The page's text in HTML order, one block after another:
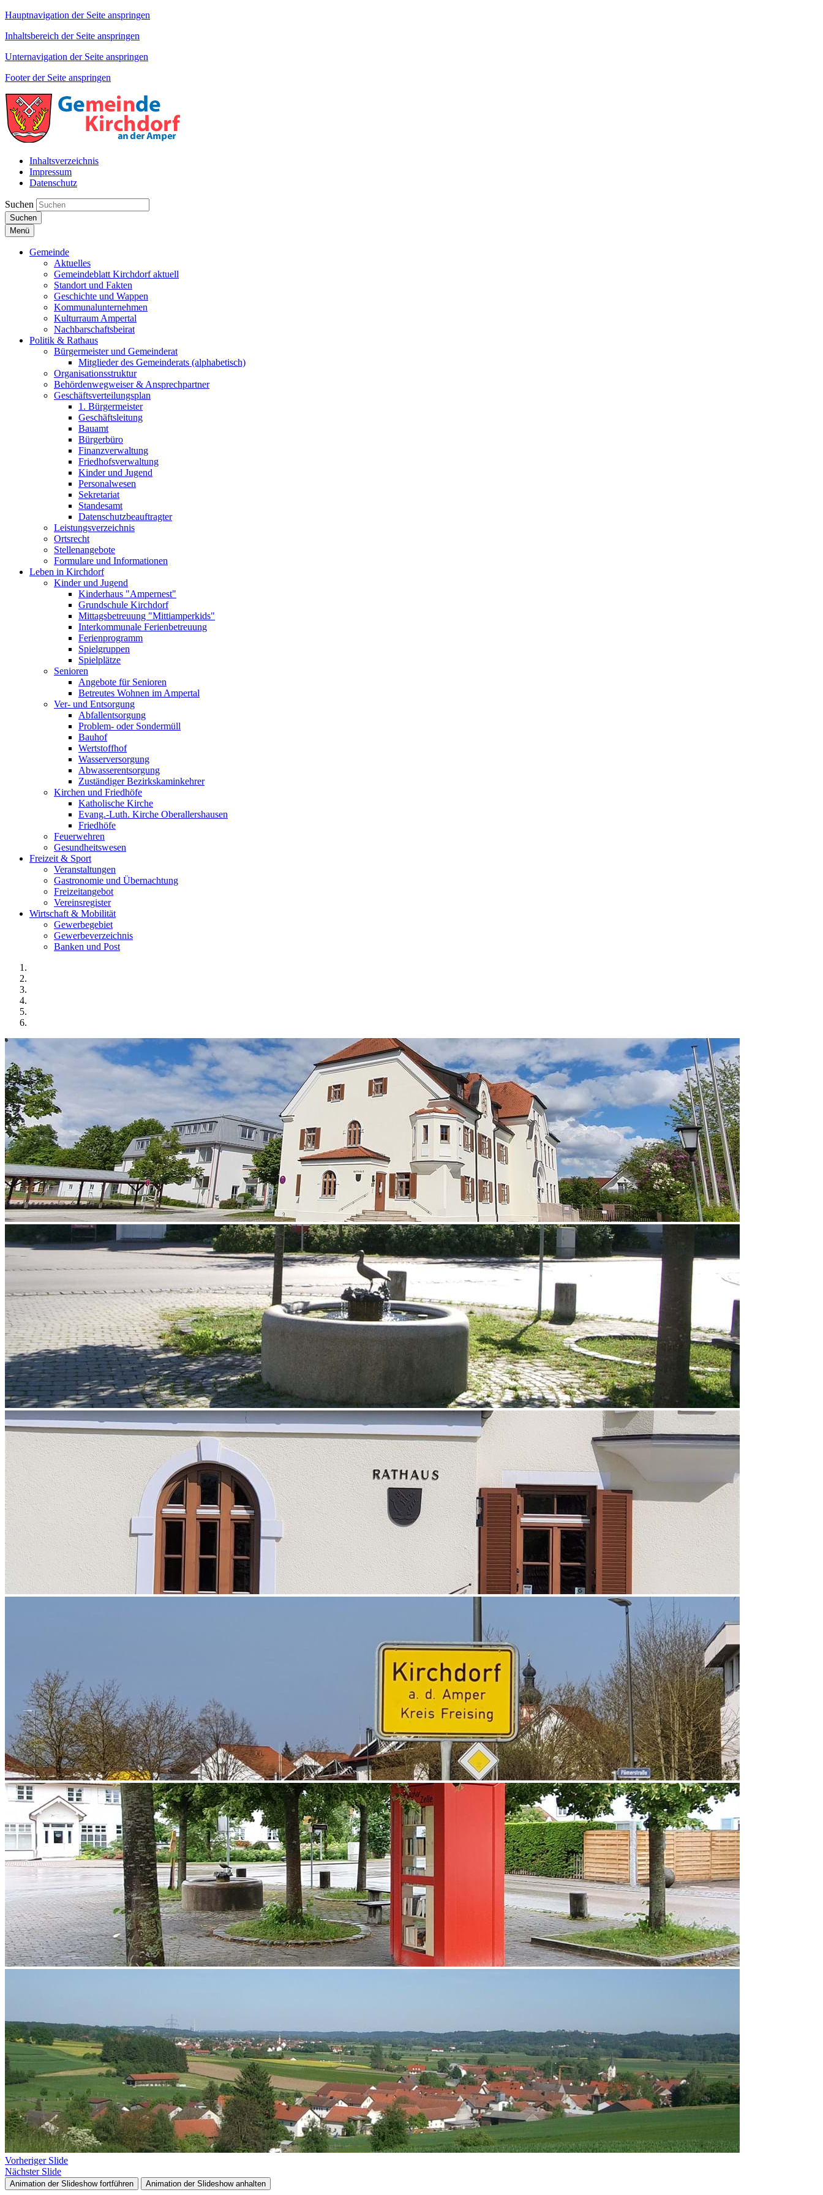
Hauptnavigation der Seite anspringen
Inhaltsbereich der Seite anspringen
Unternavigation der Seite anspringen
Footer der Seite anspringen
Inhaltsverzeichnis
Impressum
Datenschutz
Suchen
Suchen
Menü
Gemeinde
Aktuelles
Gemeindeblatt Kirchdorf aktuell
Standort und Fakten
Geschichte und Wappen
Kommunalunternehmen
Kulturraum Ampertal
Nachbarschaftsbeirat
Politik & Rathaus
Bürgermeister und Gemeinderat
Mitglieder des Gemeinderats (alphabetisch)
Organisationsstruktur
Behördenwegweiser & Ansprechpartner
Geschäftsverteilungsplan
1. Bürgermeister
Geschäftsleitung
Bauamt
Bürgerbüro
Finanzverwaltung
Friedhofsverwaltung
Kinder und Jugend
Personalwesen
Sekretariat
Standesamt
Datenschutzbeauftragter
Leistungsverzeichnis
Ortsrecht
Stellenangebote
Formulare und Informationen
Leben in Kirchdorf
Kinder und Jugend
Kinderhaus "Ampernest"
Grundschule Kirchdorf
Mittagsbetreuung "Mittiamperkids"
Interkommunale Ferienbetreuung
Ferienprogramm
Spielgruppen
Spielplätze
Senioren
Angebote für Senioren
Betreutes Wohnen im Ampertal
Ver- und Entsorgung
Abfallentsorgung
Problem- oder Sondermüll
Bauhof
Wertstoffhof
Wasserversorgung
Abwasserentsorgung
Zuständiger Bezirkskaminkehrer
Kirchen und Friedhöfe
Katholische Kirche
Evang.-Luth. Kirche Oberallershausen
Friedhöfe
Feuerwehren
Gesundheitswesen
Freizeit & Sport
Veranstaltungen
Gastronomie und Übernachtung
Freizeitangebot
Vereinsregister
Wirtschaft & Mobilität
Gewerbegebiet
Gewerbeverzeichnis
Banken und Post
Vorheriger Slide
Nächster Slide
Animation der Slideshow fortführen Animation der Slideshow anhalten